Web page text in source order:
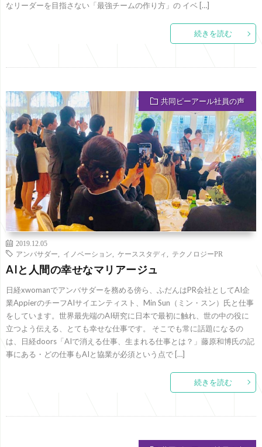
なリーダーを目指さない「最強チームの作り方」の イベ […]
続きを読む
共同ピーアール社員の声
2019.12.05
アンバサダー
イノベーション ケーススタディ テクノロジーPR
AIと人間の幸せなマリアージュ
日経xwomanでアンバサダーを務める傍ら、ふだんはPR会社としてAI企
業AppierのチーフAIサイエンティスト、Min Sun（ミン・スン）氏と仕事
をしています。世界最先端のAI研究に日本で最初に触れ、世の中の役に
立つよう伝える、とても幸せな仕事です。 そこでも常に話題になるの
は、日経doors「AIで消える仕事、生まれる仕事とは？」藤原和博氏の記
事にある・どの仕事もAIと協業が必須という点で […]
続きを読む